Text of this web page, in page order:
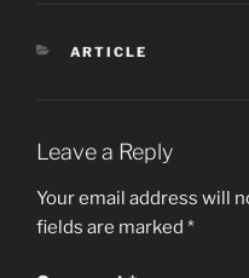
CATEGORIES
ARTICLE
Leave a Reply
Your email address will
fields are marked *